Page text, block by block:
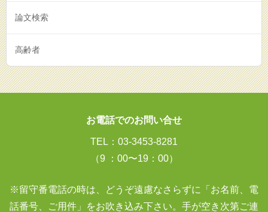
論文検索
高齢者
お電話でのお問い合せ
TEL：03-3453-8281
（9 ：00〜19：00）
※留守番電話の時は、どうぞ遠慮なさらずに「お名前、電
話番号、ご用件」をお吹き込み下さい。手が空き次第ご連